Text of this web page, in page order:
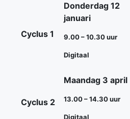
Cyclus 1
Donderdag 12
januari
9.00 – 10.30 uur
Digitaal
Cyclus 2
Maandag 3 april
13.00 – 14.30 uur
Digitaal